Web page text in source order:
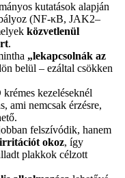
kutatások alapján
(NF‑κB, JAK2–
közvetlenül
.
„lekapcsolnák az
belül – ezáltal csökken
kezeléseknél
ami nemcsak érzésre,
felszívódik, hanem
okoz, így
plakkok célzott